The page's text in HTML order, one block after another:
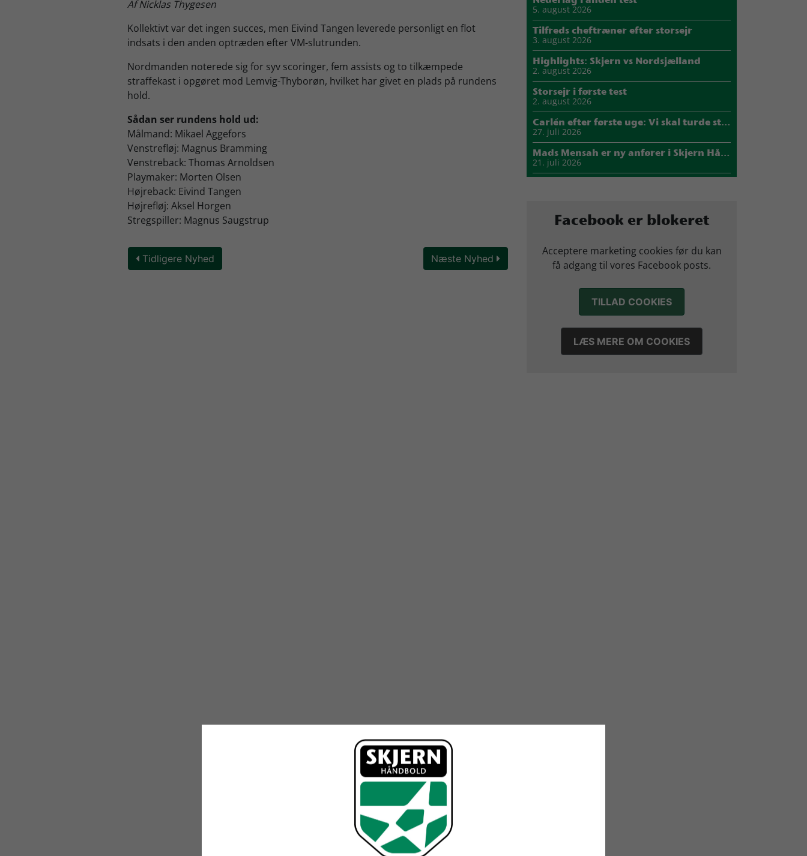
Af Nicklas Thygesen
Kollektivt var det ingen succes, men Eivind Tangen leverede personligt en flot
indsats i den anden optræden efter VM-slutrunden.
Nordmanden noterede sig for syv scoringer, fem assists og to tilkæmpede
straffekast i opgøret mod Lemvig-Thyborøn, hvilket har givet en plads på rundens
hold.
Sådan ser rundens hold ud:
Målmand: Mikael Aggefors
Venstrefløj: Magnus Bramming
Venstreback: Thomas Arnoldsen
Playmaker: Morten Olsen
Højreback: Eivind Tangen
Højrefløj: Aksel Horgen
Stregspiller: Magnus Saugstrup
Tidligere Nyhed Næste Nyhed
5. august 2026
Tilfreds cheftræner efter storsejr
3. august 2026
Highlights: Skjern vs Nordsjælland
2. august 2026
Storsejr i første test
2. august 2026
Carlén efter første uge: Vi skal turde stille krav til hinanden
27. juli 2026
Mads Mensah er ny anfører i Skjern Håndbold
21. juli 2026
Marius Nørsøller udlejes til HØJ Elite
14. juli 2026
12. juli 2026
Facebook er blokeret
Acceptere marketing cookies før du kan
få adgang til vores Facebook posts.
TILLAD COOKIES
LÆS MERE OM COOKIES